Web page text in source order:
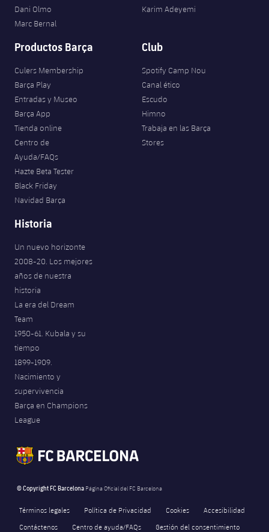
Dani Olmo
Marc Bernal
Karim Adeyemi
Productos Barça
Culers Membership
Barça Play
Entradas y Museo
Barça App
Tienda online
Centro de
Ayuda/FAQs
Hazte Beta Tester
Black Friday
Navidad Barça
Club
Spotify Camp Nou
Canal ético
Escudo
Himno
Trabaja en las Barça
Stores
Historia
Un nuevo horizonte
2008-20. Los mejores
años de nuestra
historia
La era del Dream
Team
1950-61. Kubala y su
tiempo
1899-1909.
Nacimiento y
supervivencia
Barça en Champions
League
© Copyright FC Barcelona Página Oficial del FC Barcelona
Términos legales Política de Privacidad Cookies
Accesibilidad
Contáctenos
Centro de ayuda/FAQs Gestión del consentimiento